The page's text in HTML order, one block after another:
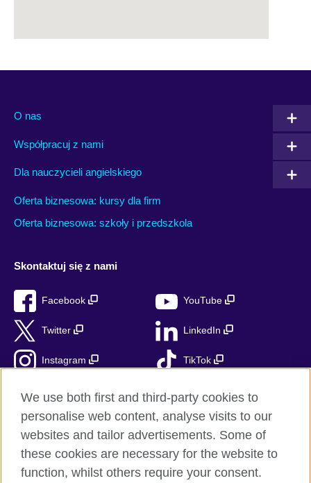
O nas
Współpracuj z nami
Dla nauczycieli angielskiego
Oferta biznesowa: kursy dla firm
Oferta biznesowa: szkoły i przedszkola
Skontaktuj się z nami
Facebook YouTube
Twitter LinkedIn
Instagram TikTok
British Council globalnie
Prywatność i warunki użytkowania
We use both first and third-party cookies to
personalise web content, analyse visits to our
websites and tailor advertisements. Some of
these cookies are necessary for the website to
function, whilst others require your consent.